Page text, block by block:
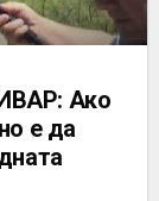
Ако
е да